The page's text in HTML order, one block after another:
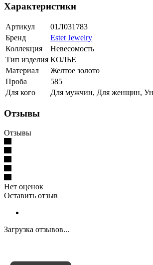
Характеристики
Артикул
01Л031783
Бренд
Estet Jewelry
Коллекция
Невесомость
Тип изделия КОЛЬЕ
Материал
Желтое золото
Проба
585
Для кого
Для мужчин, Для женщин,
Отзывы
Отзывы
Нет оценок
Оставить отзыв
Загрузка отзывов...